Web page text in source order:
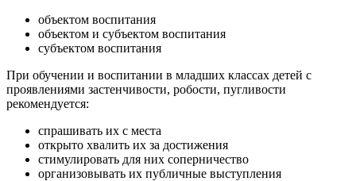
объектом воспитания
объектом и субъектом воспитания
субъектом воспитания
При обучении и воспитании в младших классах детей с
проявлениями застенчивости, робости, пугливости
рекомендуется:
спрашивать их с места
открыто хвалить их за достижения
стимулировать для них соперничество
организовывать их публичные выступления